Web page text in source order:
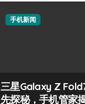
手机新闻
三星Galaxy Z
先探秘，手机管家